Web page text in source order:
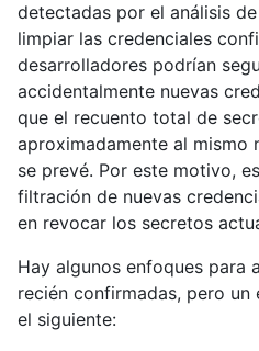
detectadas por el análisis
limpiar las credenciales
desarrolladores podrían
accidentalmente nuevas
que el recuento total de
aproximadamente al mismo
se prevé. Por este motivo,
filtración de nuevas
en revocar los secretos
Hay algunos enfoques para
recién confirmadas, pero un
el siguiente: